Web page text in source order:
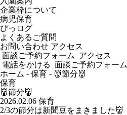
企業枠について
病児保育
ぴっログ
よくあるご質問
お問い合わせ アクセス
面談ご予約フォーム
アクセス
電話をかける 面談ご予約フォーム
ホーム - 保育 - 👹節分👹
保育
👹節分👹
2026.02.06 保育
2/3の節分は新聞豆をまきました👹